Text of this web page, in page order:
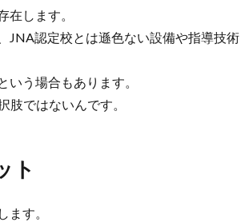
します。
JNA認定校とは遜色ない設備や指導技術
う場合もあります。
ではないんです。
ト
す。